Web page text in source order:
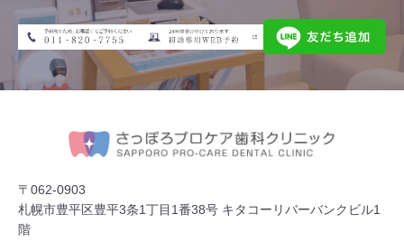
〒062-0903
札幌市豊平区豊平3条1丁目1番38号 キタコーリバーバンクビル1
階